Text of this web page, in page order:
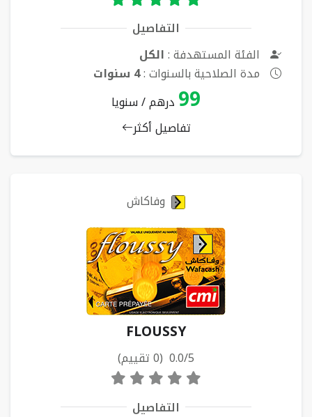
التفاصيل
الفئة المستهدفة :الكل
مدة الصلاحية بالسنوات :4 سنوات
99 درهم / سنويا
تفاصيل أكثر
وفاكاش
FLOUSSY
0.0/5 (0 تقييم)
التفاصيل